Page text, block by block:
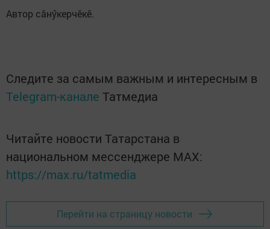
Автор сăнӳкерчӗкӗ.
Следите за самым важным и интересным в
Telegram-канале Татмедиа
Читайте новости Татарстана в
национальном мессенджере MАХ:
https://max.ru/tatmedia
Перейти на страницу новости